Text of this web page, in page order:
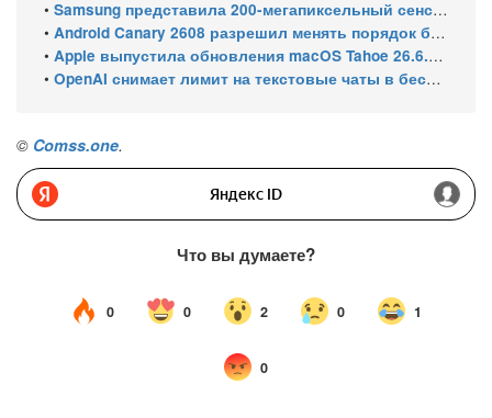
• Samsung представила 200-мегапиксельный сенсор ISOCELL HPC с DeepPix
• Android Canary 2608 разрешил менять порядок блоков шторки
• Apple выпустила обновления macOS Tahoe 26.6.1, Sequoia 15.7.9 и Sonoma 14.8.9 для устранения уязвимости общего доступа к экрану
• OpenAI снимает лимит на текстовые чаты в бесплатном ChatGPT
© Comss.one.